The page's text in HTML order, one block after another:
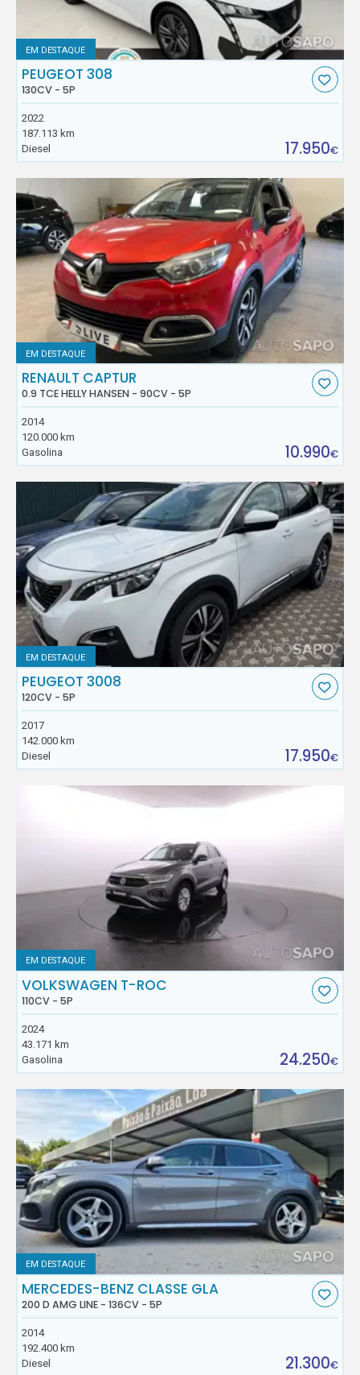
EM DESTAQUE
PEUGEOT 308
130CV - 5P
2022
187.113 km
Diesel
17.950€
EM DESTAQUE
RENAULT CAPTUR
0.9 TCE HELLY HANSEN - 90CV - 5P
2014
120.000 km
Gasolina
10.990€
EM DESTAQUE
PEUGEOT 3008
120CV - 5P
2017
142.000 km
Diesel
17.950€
EM DESTAQUE
VOLKSWAGEN T-ROC
110CV - 5P
2024
43.171 km
Gasolina
24.250€
EM DESTAQUE
MERCEDES-BENZ CLASSE GLA
200 D AMG LINE - 136CV - 5P
2014
192.400 km
Diesel
21.300€